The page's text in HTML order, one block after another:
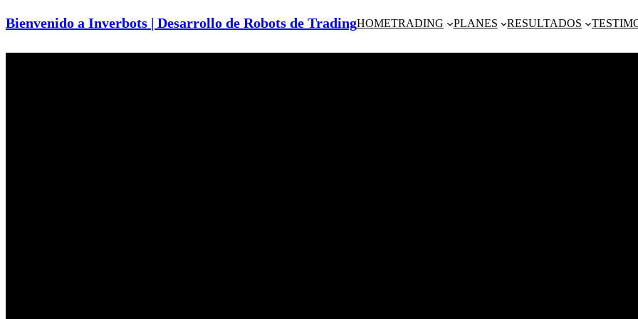
Bienvenido a Inverbots | Desarrollo de Robots de TradingHOMETRADING PLANES RESULTADOS